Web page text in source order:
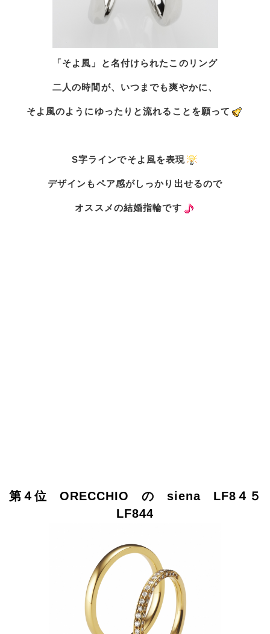
「そよ風」と名付けられたこのリング
二人の時間が、いつまでも爽やかに、
そよ風のようにゆったりと流れることを願って
S字ラインでそよ風を表現
デザインもペア感がしっかり出せるので
オススメの結婚指輪です
第４位 ORECCHIO の siena LF8４５
LF844